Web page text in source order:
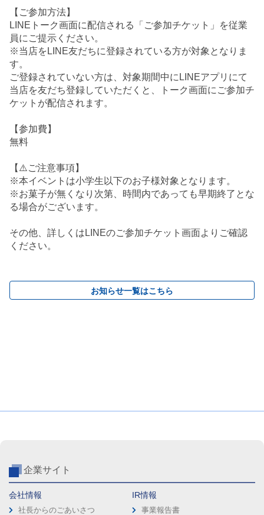
【ご参加方法】
LINEトーク画面に配信される「ご参加チケット」を従業
員にご提示ください。
※当店をLINE友だちに登録されている方が対象となりま
す。
ご登録されていない方は、対象期間中にLINEアプリにて
当店を友だち登録していただくと、トーク画面にご参加チ
ケットが配信されます。
【参加費】
無料
【⚠️ご注意事項】
※本イベントは小学生以下のお子様対象となります。
※お菓子が無くなり次第、時間内であっても早期終了とな
る場合がございます。
その他、詳しくはLINEのご参加チケット画面よりご確認
ください。
お知らせ一覧はこちら
企業サイト
会社情報
社長からのごあいさつ
IR情報
事業報告書